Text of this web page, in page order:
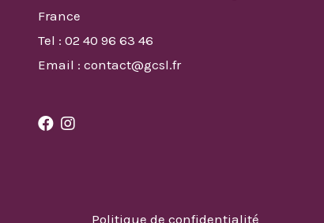
France
Tel : 02 40 96 63 46
Email : contact@gcsl.fr
Politique de confidentialité